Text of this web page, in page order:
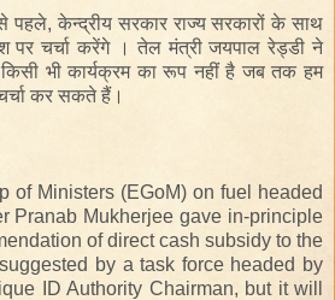
पहले, केन्द्रीय सरकार राज्य सरकारों के साथ
पर चर्चा करेंगे । तेल मंत्री जयपाल रेड्डी ने
भी कार्यक्रम का रूप नहीं है जब तक हम
कर सकते हैं।
of Ministers (EGoM) on fuel headed
Pranab Mukherjee gave in-principle
of direct cash subsidy to the
by a task force headed by
ID Authority Chairman, but it will